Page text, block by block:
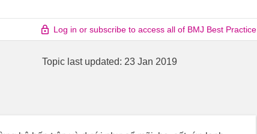
Log in or subscribe to access all of BMJ Best Practice
Topic last updated: 23 Jan 2019